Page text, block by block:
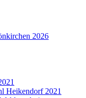
2026
Heikendorf 2021